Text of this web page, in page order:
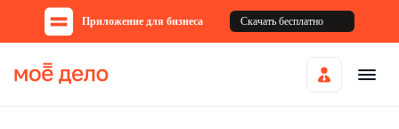
Приложение для бизнеса Скачать бесплатно